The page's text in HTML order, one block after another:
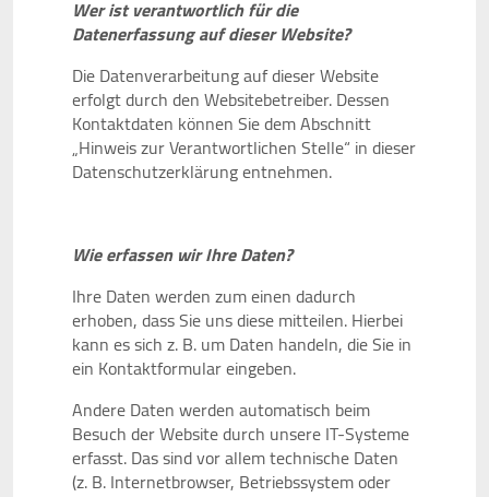
Wer ist verantwortlich für die
Datenerfassung auf dieser Website?
Die Datenverarbeitung auf dieser Website
erfolgt durch den Websitebetreiber. Dessen
Kontaktdaten können Sie dem Abschnitt
„Hinweis zur Verantwortlichen Stelle“ in dieser
Datenschutzerklärung entnehmen.
Wie erfassen wir Ihre Daten?
Ihre Daten werden zum einen dadurch
erhoben, dass Sie uns diese mitteilen. Hierbei
kann es sich z. B. um Daten handeln, die Sie in
ein Kontaktformular eingeben.
Andere Daten werden automatisch beim
Besuch der Website durch unsere IT-Systeme
erfasst. Das sind vor allem technische Daten
(z. B. Internetbrowser, Betriebssystem oder